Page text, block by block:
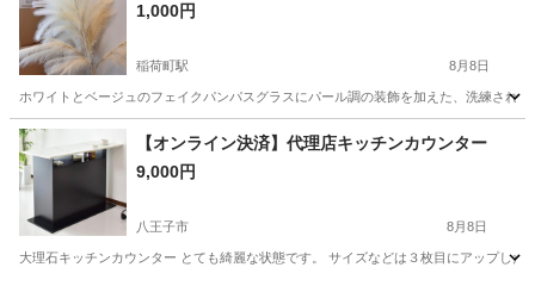
1,000円
稲荷町駅 8月8日
ホワイトとベージュのフェイクパンパスグラスにパール調の装飾を加えた、洗練され
東京 稲荷町駅 インテリア雑貨/小物
【オンライン決済】代理店キッチンカウンター
9,000円
八王子市 8月8日
大理石キッチンカウンター とても綺麗な状態です。 サイズなどは３枚目にアップし